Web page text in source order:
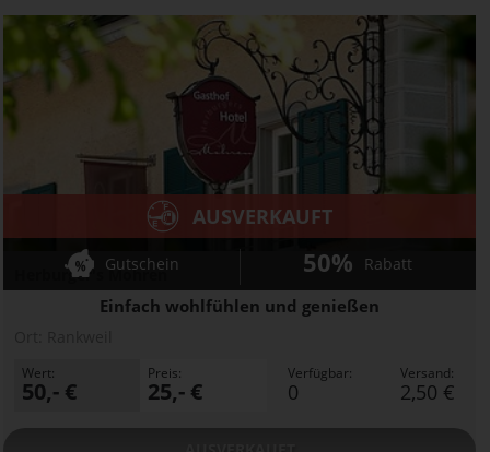
Herburger's Mohren
Einfach wohlfühlen und genießen
AUSVERKAUFT
Gutschein 50% Rabatt
Wert:
50,- €
Preis:
25,- €
Verfügbar:
0
Versand:
2,50 €